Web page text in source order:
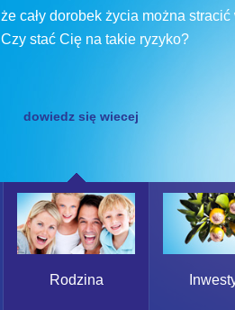
Rynek finansowy to ciągłe zmiany.
Rodzina